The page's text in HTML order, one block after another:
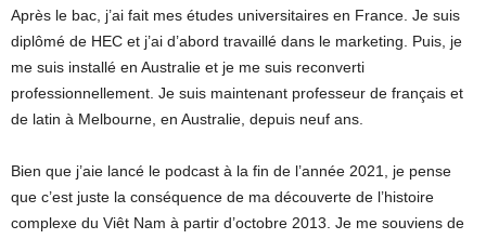
Après le bac, j’ai fait mes études universitaires en France. Je suis
diplômé de HEC et j’ai d’abord travaillé dans le marketing. Puis, je
me suis installé en Australie et je me suis reconverti
professionnellement. Je suis maintenant professeur de français et
de latin à Melbourne, en Australie, depuis neuf ans.
Bien que j’aie lancé le podcast à la fin de l’année 2021, je pense
que c’est juste la conséquence de ma découverte de l’histoire
complexe du Viêt Nam à partir d’octobre 2013. Je me souviens de